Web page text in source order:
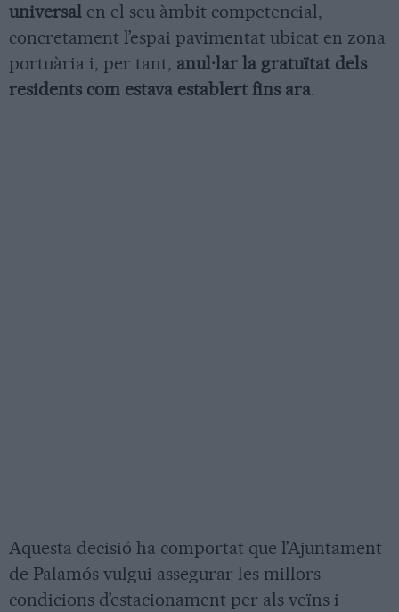
universal en el seu àmbit competencial,
concretament l’espai pavimentat ubicat en zona
portuària i, per tant, anul·lar la gratuïtat dels
residents com estava establert fins ara.
Aquesta decisió ha comportat que l’Ajuntament
de Palamós vulgui assegurar les millors
condicions d’estacionament per als veïns i